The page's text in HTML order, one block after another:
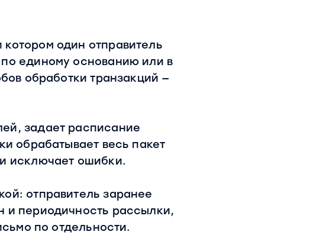
один отправитель
единому основанию или в
обработки транзакций —
задает расписание
обрабатывает весь пакет
исключает ошибки.
отправитель заранее
и периодичность рассылки,
по отдельности.